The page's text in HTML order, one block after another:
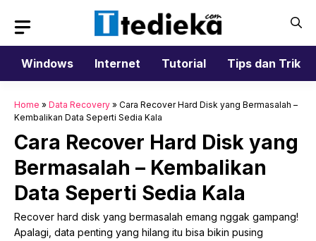
isi
Windows
Internet Tutorial Tips dan Trik
Home » Data Recovery » Cara Recover Hard Disk yang Bermasalah –
Kembalikan Data Seperti Sedia Kala
Cara Recover Hard Disk yang
Bermasalah – Kembalikan
Data Seperti Sedia Kala
Recover hard disk yang bermasalah emang nggak gampang!
Apalagi, data penting yang hilang itu bisa bikin pusing